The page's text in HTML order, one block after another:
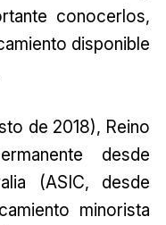
conocerlos,
disponible
de 2018), Reino
desde
(ASIC, desde
minorista